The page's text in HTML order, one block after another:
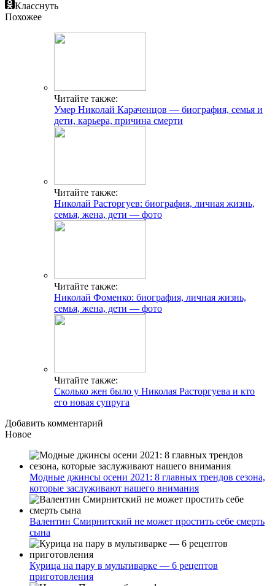
Класснуть
Похожее
Читайте также:
Умер Николай Караченцов — биография, семья и
дети, карьера, причина смерти
Читайте также:
Николай Расторгуев: биография, личная жизнь,
семья, жена, дети — фото
Читайте также:
Николай Фоменко: биография, личная жизнь,
семья, жена, дети — фото
Читайте также:
Сколько жен было у Николая Расторгуева и кто
его новая супруга
Добавить комментарий
Новое
Модные джинсы осени 2021: 8 главных трендов сезона,
которые заслуживают нашего внимания
Валентин Смирнитский не может простить себе смерть
сына
Курица на пару в мультиварке — 6 рецептов
приготовления